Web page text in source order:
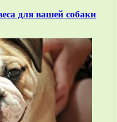
для вашей собаки